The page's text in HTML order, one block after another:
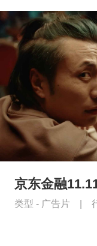
京东金融
类型 - 广告片